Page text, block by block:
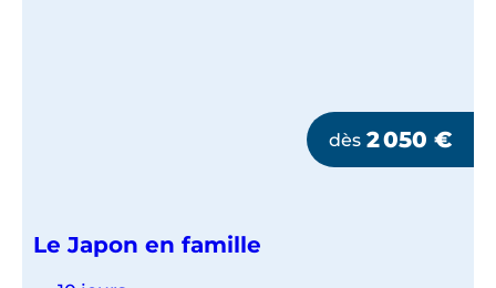
dès 2 050 €
Le Japon en famille